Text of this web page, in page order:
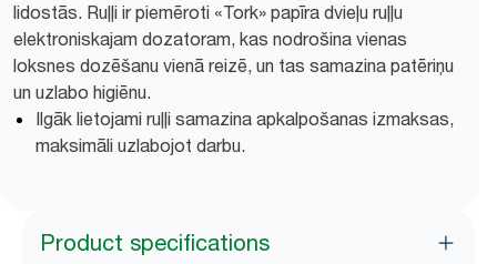
lidostās. Ruļļi ir piemēroti «Tork» papīra dvieļu ruļļu
elektroniskajam dozatoram, kas nodrošina vienas
loksnes dozēšanu vienā reizē, un tas samazina patēriņu
un uzlabo higiēnu.
Ilgāk lietojami ruļļi samazina apkalpošanas izmaksas,
maksimāli uzlabojot darbu.
Product specifications